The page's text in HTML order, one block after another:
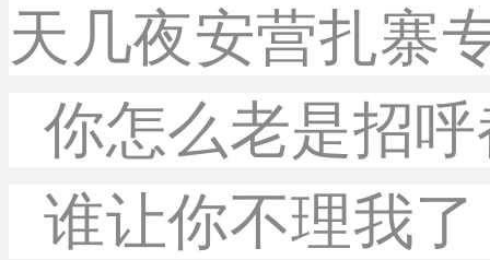
天几夜安营扎寨
你怎么老是招
谁让你不理我